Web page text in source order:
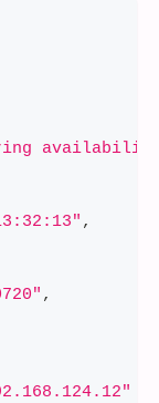
,
,